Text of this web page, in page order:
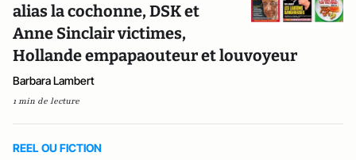
alias la cochonne, DSK et
Anne Sinclair victimes,
Hollande empapaouteur et louvoyeur
Barbara Lambert
1 min de lecture
REEL OU FICTION